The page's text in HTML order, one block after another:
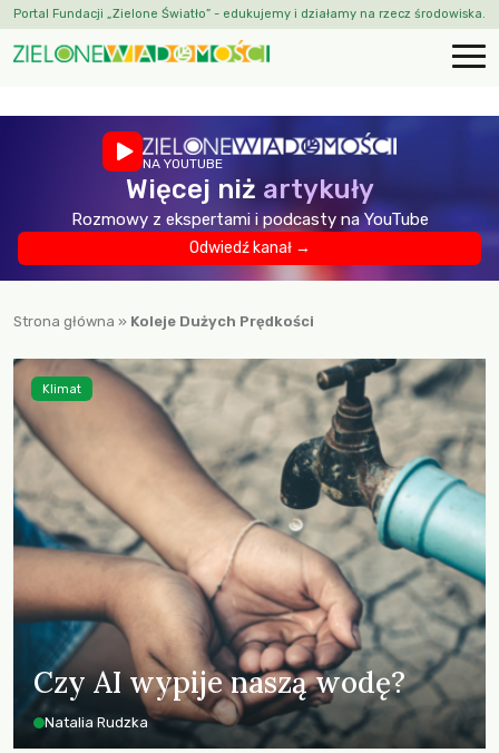
Portal Fundacji „Zielone Światło” - edukujemy i działamy na rzecz środowiska.
NA YOUTUBE
Więcej niż artykuły
Rozmowy z ekspertami i podcasty na YouTube
Odwiedź kanał →
Strona główna » Koleje Dużych Prędkości
Czy AI wypije naszą wodę?
Natalia Rudzka
Klimat